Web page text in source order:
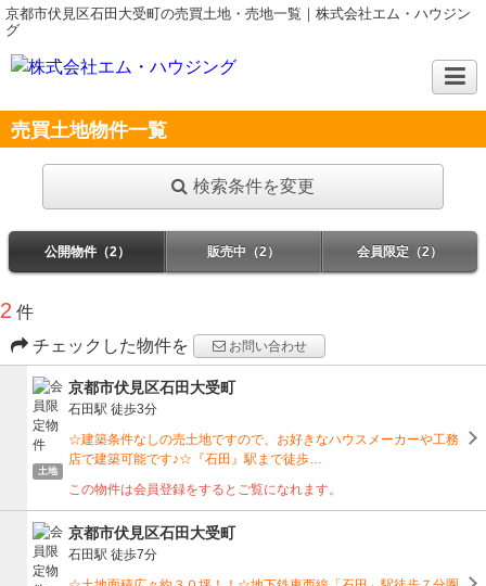
京都市伏見区石田大受町の売買土地・売地一覧｜株式会社エム・ハウジン
グ
売買土地物件一覧
検索条件を変更
公開物件（2） 販売中（2） 会員限定（2）
2 件
チェックした物件を
お問い合わせ
土地
京都市伏見区石田大受町
石田駅 徒歩3分
☆建築条件なしの売土地ですので、お好きなハウスメーカーや工務
店で建築可能です♪☆『石田』駅まで徒歩…
この物件は会員登録をするとご覧になれます。
京都市伏見区石田大受町
石田駅 徒歩7分